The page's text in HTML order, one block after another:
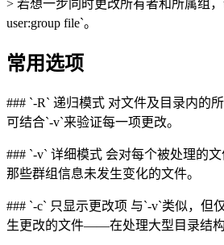
> 若想一步同时更改所有者和所属组
user:group file`。
常用选项
### `-R` 递归模式 对文件及目录内的
可结合`-v`来验证每一项更改。
### `-v` 详细模式 会对每个被处理的
那些群组信息未发生变化的文件。
### `-c` 只显示更改项 与`-v`类似，但
生更改的文件——在处理大型目录结构